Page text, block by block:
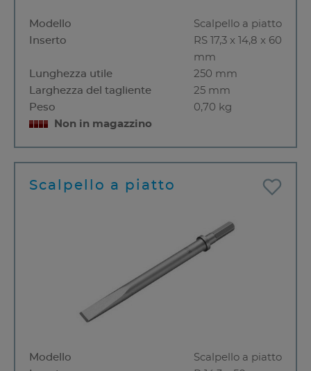
Modello
Scalpello a piatto
Inserto
RS 17,3 x 14,8 x 60
mm
Lunghezza utile
250 mm
Larghezza del tagliente
25 mm
Peso
0,70 kg
Non in magazzino
Scalpello a piatto
Modello
Scalpello a piatto